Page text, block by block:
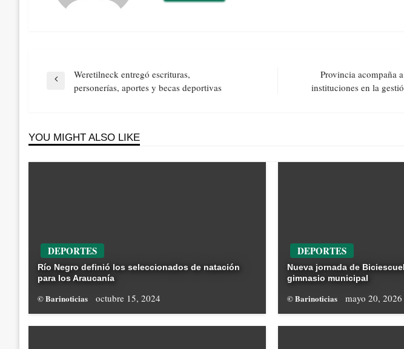
Navegación
Previous
Weretilneck entregó escrituras,
personerías, aportes y becas deportivas
Provincia acompaña
instituciones en la
YOU MIGHT ALSO LIKE
DEPORTES
Río Negro definió los seleccionados de natación
para los Araucanía
© Barinoticias octubre 15, 2024
DEPORTES
Nueva jornada de
gimnasio municipal
© Barinoticias mayo 20, 2026